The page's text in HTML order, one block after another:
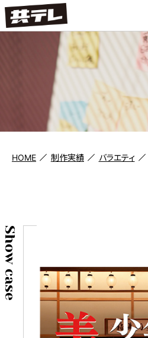
HOME 制作実績 バラエティ
Show case